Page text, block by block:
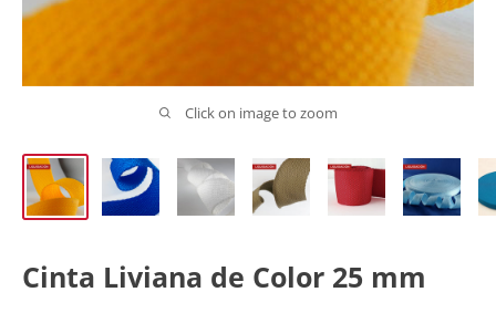
Click on image to zoom
Cinta Liviana de Color 25 mm